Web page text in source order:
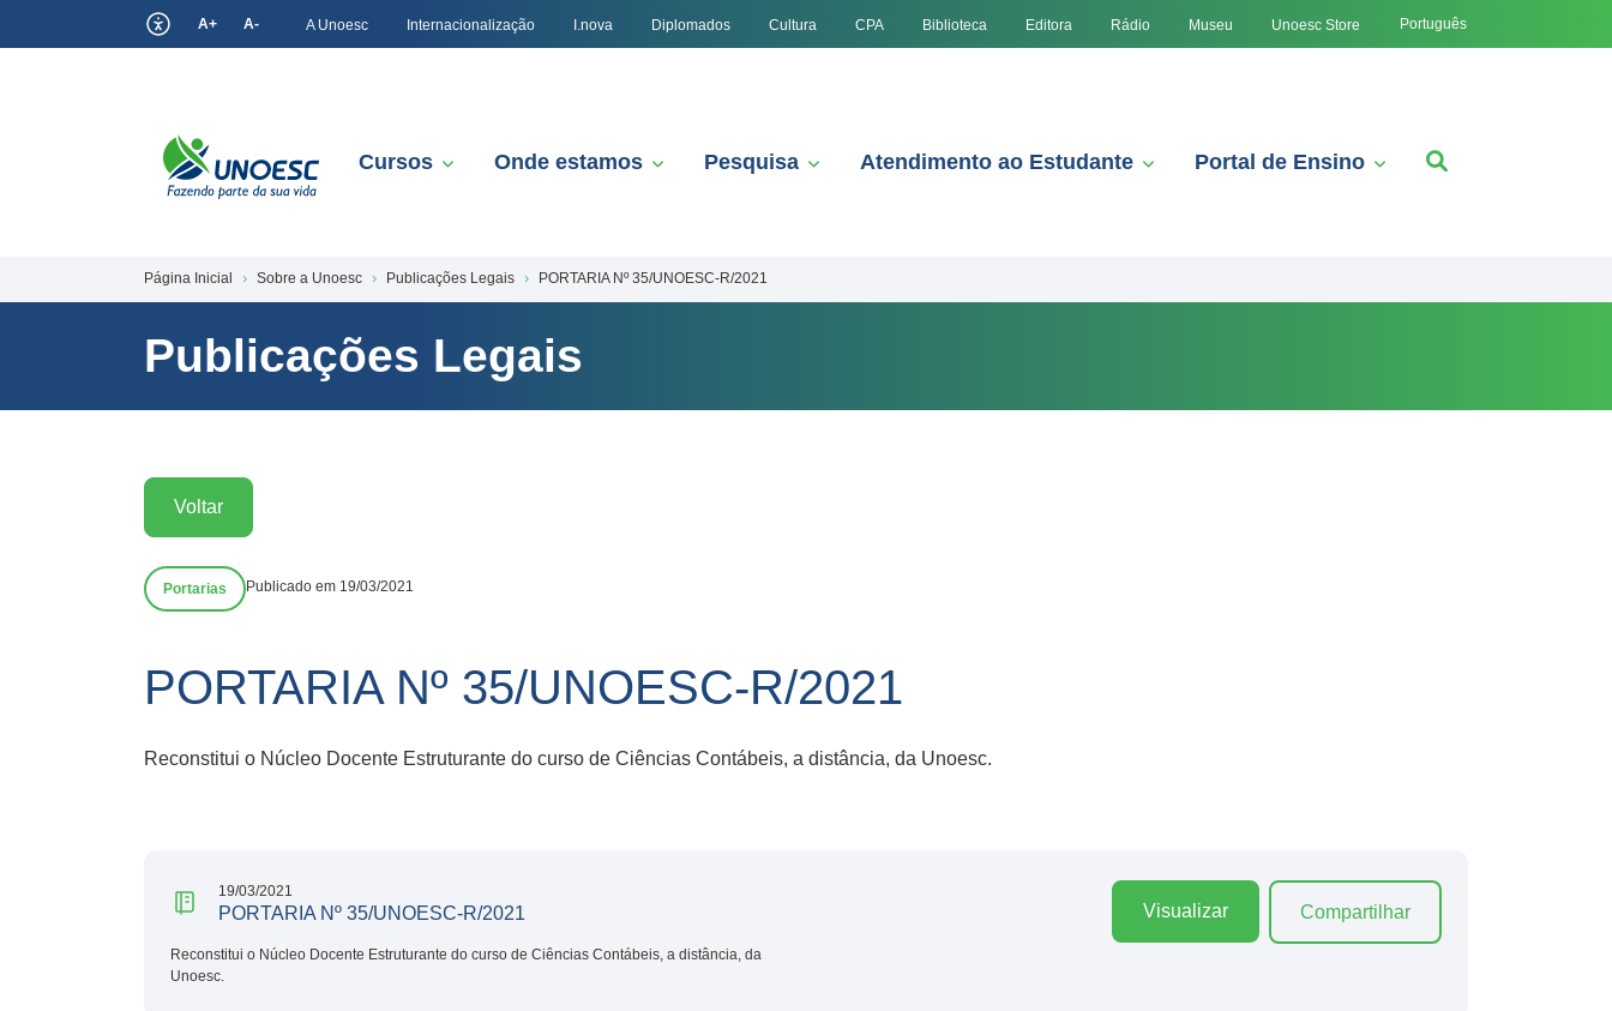
A+ A- A Unoesc Internacionalização I.nova Diplomados Cultura CPA Biblioteca Editora Rádio Museu Unoesc Store Português
Cursos Onde estamos Pesquisa Atendimento ao Estudante Portal de Ensino
Página Inicial Sobre a Unoesc Publicações Legais PORTARIA Nº 35/UNOESC-R/2021
Publicações Legais
Voltar
Portarias Publicado em 19/03/2021
PORTARIA Nº 35/UNOESC-R/2021
Reconstitui o Núcleo Docente Estruturante do curso de Ciências Contábeis, a distância, da Unoesc.
19/03/2021
PORTARIA Nº 35/UNOESC-R/2021
Reconstitui o Núcleo Docente Estruturante do curso de Ciências Contábeis, a distância, da
Unoesc.
Visualizar Compartilhar